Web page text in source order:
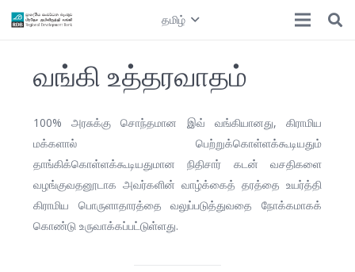
தமிழ்
வங்கி உத்தரவாதம்
100% அரசுக்கு சொந்தமான இவ் வங்கியானது, கிராமிய
மக்களால் பெற்றுக்கொள்ளக்கூடியதும்
தாங்கிக்கொள்ளக்கூடியதுமான நிதிசார் கடன் வசதிகளை
வழங்குவதனூடாக அவர்களின் வாழ்க்கைத் தரத்தை உயர்த்தி
கிராமிய பொருளாதாரத்தை வலுப்படுத்துவதை நோக்கமாகக்
கொண்டு உருவாக்கப்பட்டுள்ளது.